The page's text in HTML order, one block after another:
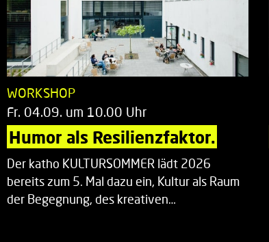
WORKSHOP
Fr. 04.09. um 10.00 Uhr
Humor als Resilienzfaktor.
Der katho KULTURSOMMER lädt 2026
bereits zum 5. Mal dazu ein, Kultur als Raum
der Begegnung, des kreativen…